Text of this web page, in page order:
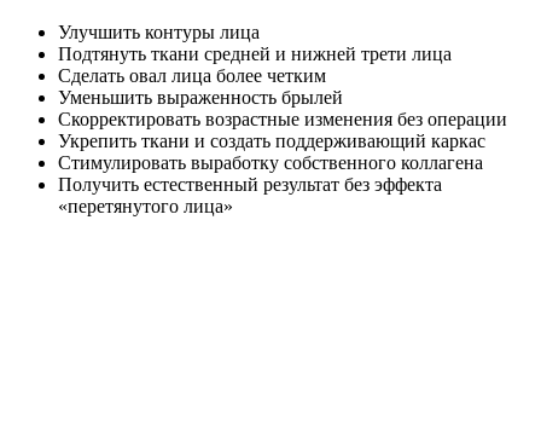
Улучшить контуры лица
Подтянуть ткани средней и нижней трети лица
Сделать овал лица более четким
Уменьшить выраженность брылей
Скорректировать возрастные изменения без операции
Укрепить ткани и создать поддерживающий каркас
Стимулировать выработку собственного коллагена
Получить естественный результат без эффекта
«перетянутого лица»